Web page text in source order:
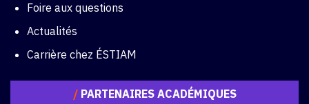
Foire aux questions
Actualités
Carrière chez ÉSTIAM
/PARTENAIRES ACADÉMIQUES